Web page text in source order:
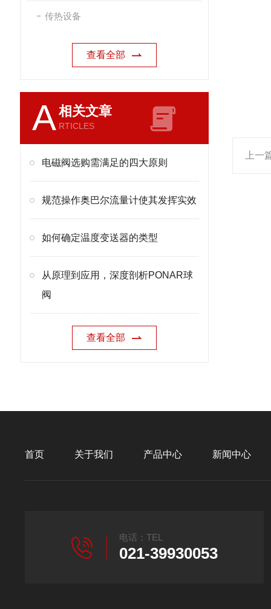
传热设备
查看全部
A相关文章
RTICLES
电磁阀选购需满足的四大原则
规范操作奥巴尔流量计使其发挥实效
如何确定温度变送器的类型
从原理到应用，深度剖析PONAR球
阀
查看全部
上一
首页 关于我们 产品中心 新闻中心
电话：TEL
021-39930053